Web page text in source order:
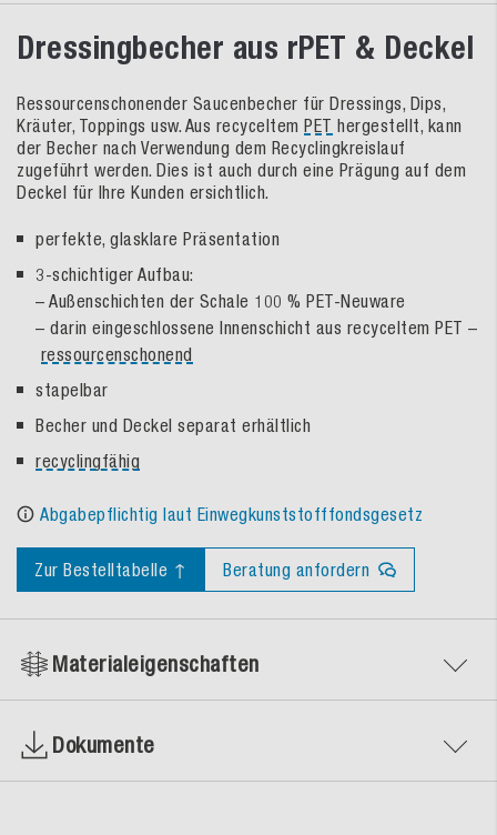
Dressingbecher aus rPET & Deckel
Ressourcenschonender Saucenbecher für Dressings, Dips,
Kräuter, Toppings usw. Aus recyceltem PET hergestellt, kann
der Becher nach Verwendung dem Recyclingkreislauf
zugeführt werden. Dies ist auch durch eine Prägung auf dem
Deckel für Ihre Kunden ersichtlich.
perfekte, glasklare Präsentation
3-schichtiger Aufbau:
– Außenschichten der Schale 100 % PET-Neuware
– darin eingeschlossene Innenschicht aus recyceltem PET –
ressourcenschonend
stapelbar
Becher und Deckel separat erhältlich
recyclingfähig
Abgabepflichtig laut Einwegkunststofffondsgesetz
Zur Bestelltabelle ↑ Beratung anfordern
Materialeigenschaften
Dokumente